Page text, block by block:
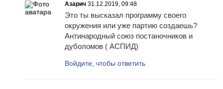
Азарич 31.12.2019, 09:48
Это ты высказал программу своего
окружения или уже партию создаешь?
Антинародный союз постаночников и
дуболомов ( АСПИД)
Войдите, чтобы ответить